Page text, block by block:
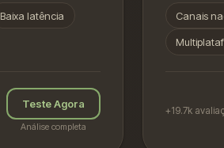
Baixa latência
Teste Agora
Análise completa
Canais
+19.7k